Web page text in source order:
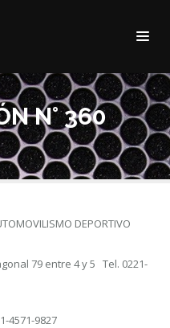
N° 360
DEPORTIVO
79 entre 4 y 5 Tel. 0221-
4571-9827